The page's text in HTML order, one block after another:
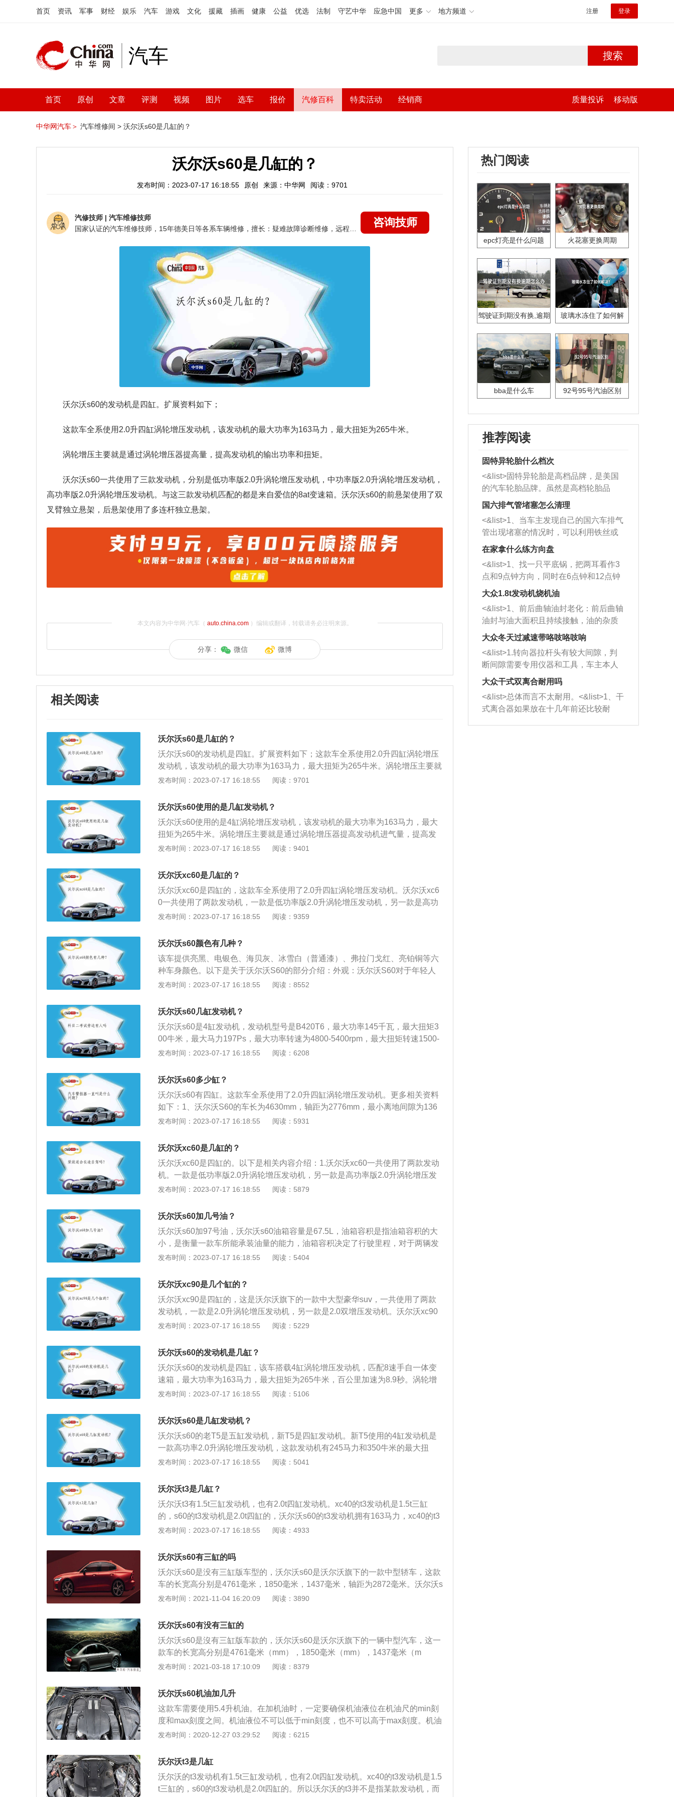
首页 资讯 军事 财经 娱乐 汽车 游戏 文化 援藏 插画 健康 公益 优选 法制 守艺中华 应急中国 更多 地方频道 注册 登录
汽车 搜索
首页 原创 文章 评测 视频 图片 选车 报价 汽修百科 特卖活动 经销商 质量投诉 移动版
中华网汽车＞ 汽车维修间 > 沃尔沃s60是几缸的？
沃尔沃s60是几缸的？
发布时间：2023-07-17 16:18:55 原创 来源：中华网 阅读：9701
汽修技师 | 汽车维修技师
咨询技师
沃尔沃s60的发动机是四缸。扩展资料如下；
这款车全系使用2.0升四缸涡轮增压发动机，该发动机的最大功率为163马力，最大扭矩为265牛米。
涡轮增压主要就是通过涡轮增压器提高量，提高发动机的输出功率和扭矩。
沃尔沃s60一共使用了三款发动机，分别是低功率版2.0升涡轮增压发动机，中功率版2.0升涡轮增压发动机，
高功率版2.0升涡轮增压发动机。与这三款发动机匹配的都是来自爱信的8at变速箱。沃尔沃s60的前悬架使用了双
叉臂独立悬架，后悬架使用了多连杆独立悬架。
本文内容为中华网·汽车（ auto.china.com）编辑或翻译，转载请务必注明来源。
分享： 微信 微博
相关阅读
沃尔沃s60是几缸的？
沃尔沃s60的发动机是四缸。扩展资料如下；这款车全系使用2.0升四缸涡轮增压
发动机，该发动机的最大功率为163马力，最大扭矩为265牛米。涡轮增压主要就
是通过涡轮增压器提高量，提高发动机的输出功率和扭矩。沃尔沃s60一共使用
发动机，高功率版2.0升涡轮增压发动机。与这三款发动机匹配的都是来自爱信的
8at变速箱。沃尔沃s60的前悬架使用了双叉臂独立悬架，后悬架使用了多连杆独
立悬架。
发布时间：2023-07-17 16:18:55 阅读：9701
沃尔沃s60使用的是几缸发动机？
沃尔沃s60使用的是4缸涡轮增压发动机，该发动机的最大功率为163马力，最大
扭矩为265牛米。涡轮增压主要就是通过涡轮增压器提高发动机进气量，提高发
动机的输出功率和扭矩。一台发动机装上涡轮增压器后，其最大功率可以增加百
该车的长宽高分别为4761毫米、1850毫米、1437毫米，轴距为2872毫米。沃尔
沃s60分为T3智行豪华版、T4智逸豪华版、T4智远豪华版、T4智远运动版、T5
智雅运动版、T8E驱混动四驱智逸豪华版、T8E驱混动四驱智雅运动版。
发布时间：2023-07-17 16:18:55 阅读：9401
沃尔沃xc60是几缸的？
沃尔沃xc60是四缸的，这款车全系使用了2.0升四缸涡轮增压发动机。沃尔沃xc6
0一共使用了两款发动机，一款是低功率版2.0升涡轮增压发动机，另一款是高功
率版2.0升涡轮增压发动机。低功率版2.0升涡轮增压发动机有190马力和300牛米
续到每分钟4000转；高功率版2.0升涡轮增压发动机有254马力和350牛米的最大
扭矩，这款发动机从每分钟1500转时可以输出最大扭矩，并且可以持续到每分钟
4800转。沃尔沃xc60的车身尺寸长宽高分别是4688mm、1902mm、1658mm，
轴距是2865mm。
发布时间：2023-07-17 16:18:55 阅读：9359
沃尔沃s60颜色有几种？
该车提供亮黑、电银色、海贝灰、冰雪白（普通漆）、弗拉门戈红、亮铂铜等六
种车身颜色。以下是关于沃尔沃S60的部分介绍：外观：沃尔沃S60对于年轻人
来说，外观已经足够年轻运动，但是对于中年人来说，这款车的外观又多了一份
轿车，对比同级别的车型而言，沃尔沃S60车身长度超过4米7，轴距接近2米9。
发布时间：2023-07-17 16:18:55 阅读：8552
沃尔沃s60几缸发动机？
沃尔沃s60是4缸发动机，发动机型号是B420T6，最大功率145千瓦，最大扭矩3
00牛米，最大马力197Ps，最大功率转速为4800-5400rpm，最大扭矩转速1500-
4200rpm。沃尔沃s60的发动机是张家口沃尔沃汽车发动机制造有限公司生产的
润滑油。对汽油发动机应根据进排气系统的附加装置和使用条件选用SD--SF级汽
油机油；柴油发动机则要根据机械负荷选用CB--CD级柴油机油，选用标准以不
低于生产厂家规定要求为准；定期更换机油及滤芯。任何质量等级的润滑油在使
用过程中油质都会发生变化。到一定里程之后，性能恶化，会给发动机带来种种
问题。为了避免故障的发生，应结合使用条件定期换油，并使油量适中；机油从
塞，机油不能通过滤芯时，会胀破滤芯或打开安全阀，从旁通阀通过，仍把脏物
带回润滑部位，促使发动机磨损，内部的污染加剧；定期清洗曲轴箱。发动机在
运转过程中，燃烧室内的高压未燃烧气体、酸、水分、硫和氮的氧化物经过活塞
油泥。量少时在油中悬浮，量大时从油中析出，堵塞滤清器和油孔，造成发动机
不但能保证发动机正常工作，而且延长水箱和发动机的整体寿命。
发布时间：2023-07-17 16:18:55 阅读：6208
沃尔沃s60多少缸？
沃尔沃s60有四缸。这款车全系使用了2.0升四缸涡轮增压发动机。更多相关资料
如下：1、沃尔沃S60的车长为4630mm，轴距为2776mm，最小离地间隙为136
mm。车头部分是沃尔沃对角线格栅，格栅两侧是雷神之锤LED光带大灯，车身
沃S60搭载T5/T6/T8插电混动在内的三款汽油动力车型。T5车型搭载的是250匹
的2.0T发动机，T6车型搭载的是最大马力316匹的2.0T双增压发动机，T6、T8插
电混动的综合最大马力分别为340匹和400匹。
发布时间：2023-07-17 16:18:55 阅读：5931
沃尔沃xc60是几缸的？
沃尔沃xc60是四缸的。以下是相关内容介绍：1.沃尔沃xc60一共使用了两款发动
机。一款是低功率版2.0升涡轮增压发动机，另一款是高功率版2.0升涡轮增压发
动机。低功率版2.0升涡轮增压发动机有190马力和300牛米的最大扭矩，这款发
高功率版2.0升涡轮增压发动机有254马力和350牛米的最大扭矩，这款发动机从
每分钟1500转时可以输出最大扭矩，并且可以持续到每分钟4800转。2.沃尔沃xc
60的车身尺寸长宽高分别是4688mm、1902mm、1658mm，轴距是2865mm。
发布时间：2023-07-17 16:18:55 阅读：5879
沃尔沃s60加几号油？
沃尔沃s60加97号油，沃尔沃s60油箱容量是67.5L，油箱容积是指油箱容积的大
小，是衡量一款车所能承装油量的能力，油箱容积决定了行驶里程，对于两辆发
动机完全相同的汽车来说，油箱越大跑得越远。沃尔沃s60是一款中型车，这款
的驱动方式为前置前驱，其搭载的发动机最大功率为120kw，最大扭矩为265n
m。
发布时间：2023-07-17 16:18:55 阅读：5404
沃尔沃xc90是几个缸的？
沃尔沃xc90是四缸的，这是沃尔沃旗下的一款中大型豪华suv，一共使用了两款
发动机，一款是2.0升涡轮增压发动机，另一款是2.0双增压发动机。沃尔沃xc90
外观大气时尚，内饰简约，运动风格明显，配置丰富，空间宽敞充裕，安全性能
体造型看上去很匀称舒服，线条流畅，肌肉感明显，长方形的进气隔栅更加大
气。
发布时间：2023-07-17 16:18:55 阅读：5229
沃尔沃s60的发动机是几缸？
沃尔沃s60的发动机是四缸，该车搭载4缸涡轮增压发动机，匹配8速手自一体变
速箱，最大功率为163马力，最大扭矩为265牛米，百公里加速为8.9秒。涡轮增
压主要就是通过涡轮增压器提高发动机进气量，从而提高发动机的输出功率和扭
m，轴距为2872mm。该车型是基于SPA架构打造，为了满足不同消费者对用车
的需求，这款车还采用了双外观设计，分别是豪华版和运动版两种。
发布时间：2023-07-17 16:18:55 阅读：5106
沃尔沃s60是几缸发动机？
沃尔沃s60的老T5是五缸发动机，新T5是四缸发动机。新T5使用的4缸发动机是
一款高功率2.0升涡轮增压发动机，这款发动机有245马力和350牛米的最大扭
矩，能在5500转每分钟时输出最大功率，在1500到4800转每分钟时输出最大扭
自一体变速箱。沃尔沃s60是一款中型轿车，其车身尺寸长宽高分别为4761mm、
1850mm、1431mm，轴距为2872mm。
发布时间：2023-07-17 16:18:55 阅读：5041
沃尔沃t3是几缸？
沃尔沃t3有1.5t三缸发动机，也有2.0t四缸发动机。xc40的t3发动机是1.5t三缸
的，s60的t3发动机是2.0t四缸的，沃尔沃s60的t3发动机拥有163马力，xc40的t3
发动机也同样拥有163马力。s60是沃尔沃旗下的一款豪华中型轿车，这款车的纯
率版2.0升涡轮增压发动机、高功率版2.0升涡轮增压发动机。这款车长4715m
m、宽1866mm、高1481mm，轴距2856mm。
发布时间：2023-07-17 16:18:55 阅读：4933
沃尔沃s60有三缸的吗
沃尔沃s60是没有三缸版车型的，沃尔沃s60是沃尔沃旗下的一款中型轿车，这款
车的长宽高分别是4761毫米，1850毫米，1437毫米，轴距为2872毫米。沃尔沃s
60使用了三款发动机，分别是低功率版2.0升涡轮增压发动机，中功率版2.0升涡
拥有163马力和265牛米的最大扭矩，这款发动机的最大功率转速为5000转每分
钟，最大扭矩转速为1600到3800转每分钟。中功率版2.0升涡轮增压发动机拥有1
90马力和300牛米的最大扭矩，这款发动机的最大功率转速为5000转每分钟，最
大扭矩转速为1700到4000转每分钟。这款发动机搭载了缸内直喷技术，并且使用
了铝合金缸盖缸体。高功率版2.0升涡轮增压发动机拥有250马力和350牛米的最
800转每分钟。与这三款发动机匹配的都是8at变速箱。使用8at变速箱可以提高汽
车的换挡平顺性和燃油经济性。沃尔沃s60的前悬架使用了双叉臂独立悬架，后
悬架使用了多连杆独立悬架。
发布时间：2021-11-04 16:20:09 阅读：3890
沃尔沃s60有没有三缸的
沃尔沃s60是沒有三缸版车款的，沃尔沃s60是沃尔沃旗下的一辆中型汽车，这一
款车的长宽高分别是4761毫米（mm），1850毫米（mm），1437毫米（m
m），轴距为2872毫米（mm）。沃尔沃s60使用的是三款发动机，分别是低功率
压发动机。低功率版2.0升涡轮增压发动机具有163马力和265牛米的最大扭矩，
这款发动机的最大功率转速为5000转每分钟，最大扭矩转速为1600到3800转每
分钟。中功率版2.0升涡轮增压发动机具有190马力和300牛米的最大扭矩，这款
发动机的最大功率转速为5000转每分钟，最大扭矩转速为1700到4000转每分
钟。这款发动机配备了缸内直喷技术，而且使用的是铝合金缸盖缸体。高功率版
率转速为5500转每分钟，最大扭矩转速为1800到4800转每分钟。与这三款发动
机匹配的基本都是8at变速器。使用8at变速器可以提高汽车的换挡平顺性和燃油
合理性。沃尔沃s60的前悬架使用的是双叉臂独立悬架，后悬架使用的是多连杆
发布时间：2021-03-18 17:10:09 阅读：8379
沃尔沃s60机油加几升
这款车需要使用5.4升机油。在加机油时，一定要确保机油液位在机油尺的min刻
度和max刻度之间。机油液位不可以低于min刻度，也不可以高于max刻度。机油
被称为发动机的血液，如果发动机内没有机油，那发动机是无法正常运行的。机
用。在发动机运行时机油会在发动机内的各个部件表面形成一层油膜，这样可以
防止发动机内的各个部件直接接触产生摩擦。如果发动机内的各个部件直接接触
产生摩擦，会加剧发动机的磨损，并且也会导致发动机过热。机油长时间使用各
项性能都会降低，所以机油是需要定期更换的。如果长时间不更换机油，也会加
发布时间：2020-12-27 03:29:52 阅读：6215
沃尔沃t3是几缸
沃尔沃的t3发动机有1.5t三缸发动机，也有2.0t四缸发动机。xc40的t3发动机是1.5
t三缸的，s60的t3发动机是2.0t四缸的。所以沃尔沃的t3并不是指某款发动机，而
热门阅读
epc灯亮是什么问题 火花塞更换周期
驾驶证到期没有换,逾期
玻璃水冻住了如何解
bba是什么车 92号95号汽油区别
推荐阅读
固特异轮胎什么档次
<&list>固特异轮胎是高档品牌，是美国
的汽车轮胎品牌。虽然是高档轮胎品
牌，但是中高低端的轮胎都有生产，这
也是为了更好的开拓市场。
国六排气管堵塞怎么清理
<&list>1、当车主发现自己的国六车排气
管出现堵塞的情况时，可以利用铁丝或
者是细棍，直接将杂物给取出来，如果
堵塞情况比较严重，也可以采取应急措
施。 <&list>2、直接利用木棍将所有的
杂物推到排气管里面的位置处，然后将
三元催化器拆解开，就可以将堵塞的东
西取出来。但如果是因为积碳过多引起
的堵塞，就需要将三元催化器泡在草酸
洗剂对堵塞的情况得到解决，将清洗剂
放在燃油箱中，与燃油混合后，车辆启
动时，就可以和汽油一起进入到燃烧
室，最后形成废气排出，就可以让三元
催化器得到清洗，排气管堵塞的情况就
能够得到解决。
在家拿什么练方向盘
<&list>1、找一只平底锅，把两耳看作3
点和9点钟方向，同时在6点钟和12点钟
方向做一个标记。 <&list>2、双手握住
一圈半的练习，往右同样也要打相同的
圈数。 <&list>3、最后强调要反复练
习，这样就可以形成肌肉记忆，在真实
驾驶车辆时，不需要记忆也能打好方
向。
大众1.8t发动机烧机油
<&list>1、前后曲轴油封老化：前后曲轴
油封与油大面积且持续接触，油的杂质
和发动机内持续温度变化使其密封效果
逐渐减弱，导致渗油或漏油。<&list>2、
活塞间隙过大：积碳会使活塞环与缸体
的间隙扩大，导致机油流入燃烧室中，
造成烧机油。<&list>3、机油粘度。使用
机油粘度过小的话，同样会有烧机油现
象，机油粘度过小具有很好的流动性，
大众冬天过减速带咯吱咯吱响
<&list>1.转向器拉杆头有较大间隙，判
断间隙需要专用仪器和工具，车主本人
无法制作，需要将车辆送到修理厂或4s
店；<&list>2.车辆半轴套管防尘罩破
裂，破裂后会出现漏油现象，使半轴磨
损严重，磨损的半轴容易损坏，产生异
响；<&list>3.稳定器的转向胶套和球头
大众干式双离合耐用吗
<&list>总体而言不太耐用。<&list>1、干
式离合器如果放在十几年前还比较耐